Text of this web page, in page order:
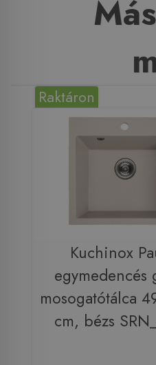
Raktáron
Kuchinox
egymedencés
mosogatótálca
cm, bézs